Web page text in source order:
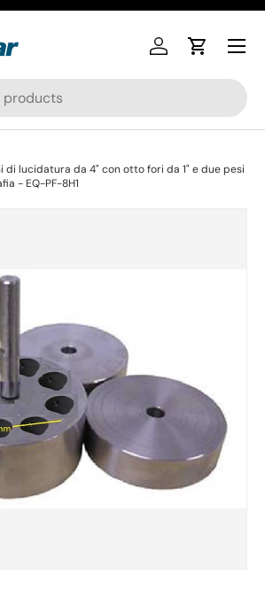
AccediCarrello
lucidatura da 4" con otto fori da 1" e due pesi
- EQ-PF-8H1